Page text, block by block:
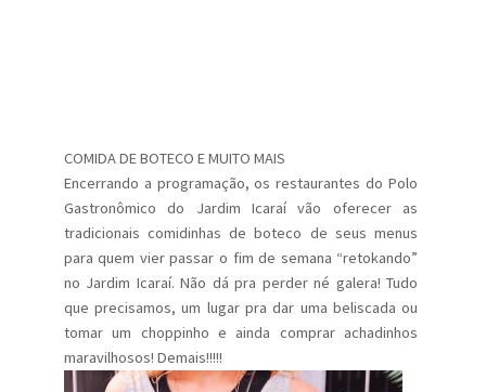
COMIDA DE BOTECO E MUITO MAIS
Encerrando a programação, os restaurantes do Polo
Gastronômico do Jardim Icaraí vão oferecer as
tradicionais comidinhas de boteco de seus menus
para quem vier passar o fim de semana “retokando”
no Jardim Icaraí. Não dá pra perder né galera! Tudo
que precisamos, um lugar pra dar uma beliscada ou
tomar um choppinho e ainda comprar achadinhos
maravilhosos! Demais!!!!!